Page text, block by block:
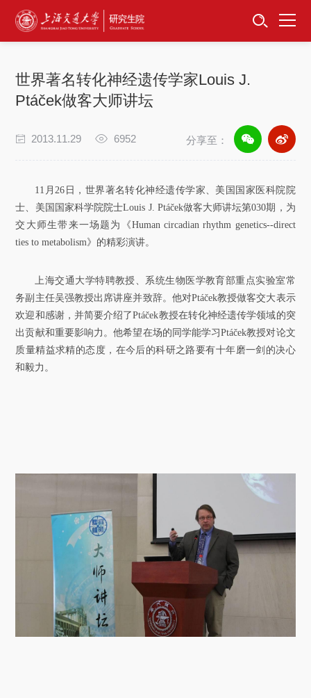
首页
招生工作
卓越工程师
专项工作
信息公开
关于我们
选择身份
世界著名转化神经遗传学家Louis J.
Ptáček做客大师讲坛
2013.11.29 6952 分享至：
11月26日，世界著名转化神经遗传学家、美国国家医科院院
士、美国国家科学院院士Louis J. Ptáček做客大师讲坛第030期，为
交大师生带来一场题为《Human circadian rhythm genetics--direct
ties to metabolism》的精彩演讲。
上海交通大学特聘教授、系统生物医学教育部重点实验室常
务副主任吴强教授出席讲座并致辞。他对Ptáček教授做客交大表示
欢迎和感谢，并简要介绍了Ptáček教授在转化神经遗传学领域的突
出贡献和重要影响力。他希望在场的同学能学习Ptáček教授对论文
质量精益求精的态度，在今后的科研之路要有十年磨一剑的决心
和毅力。